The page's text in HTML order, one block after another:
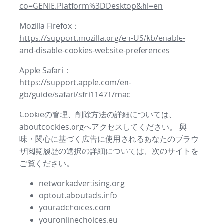
co=GENIE.Platform%3DDesktop&hl=en
Mozilla Firefox：
https://support.mozilla.org/en-US/kb/enable-
and-disable-cookies-website-preferences
Apple Safari：
https://support.apple.com/en-
gb/guide/safari/sfri11471/mac
Cookieの管理、削除方法の詳細については、
aboutcookies.orgへアクセスしてください。 興
味・関心に基づく広告に使用されるあなたのブラウ
ザ閲覧履歴の選択の詳細については、次のサイトを
ご覧ください。
networkadvertising.org
optout.aboutads.info
youradchoices.com
youronlinechoices.eu